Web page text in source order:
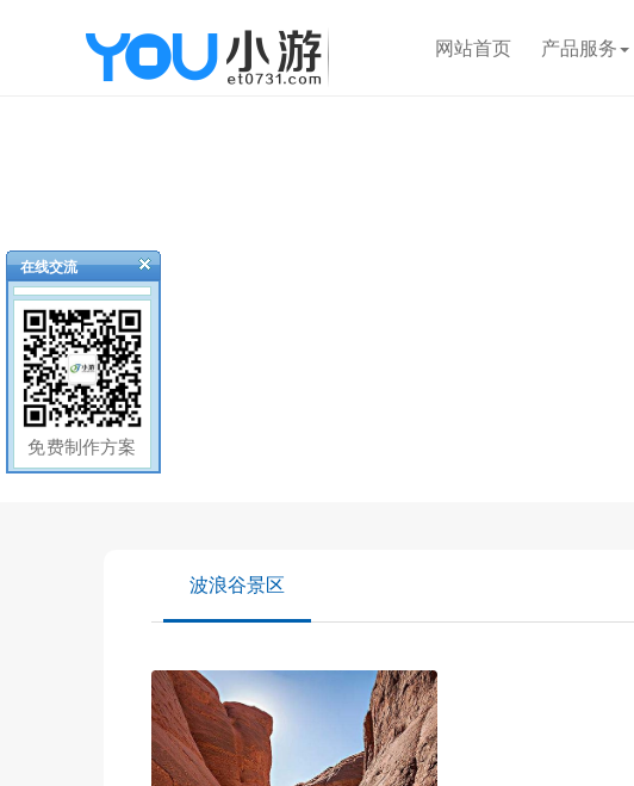
网站首页 产品服务
波浪谷景区
在线交流
免费制作方案